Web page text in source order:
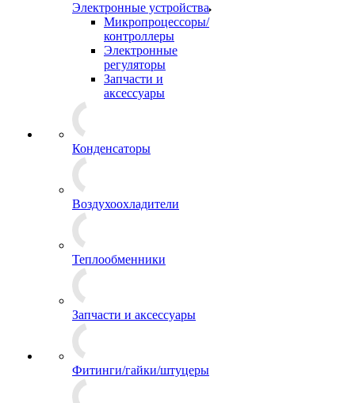
Электронные устройства
Микропроцессоры/
контроллеры
Электронные
регуляторы
Запчасти и
аксессуары
Конденсаторы
Воздухоохладители
Теплообменники
Запчасти и аксессуары
Фитинги/гайки/штуцеры